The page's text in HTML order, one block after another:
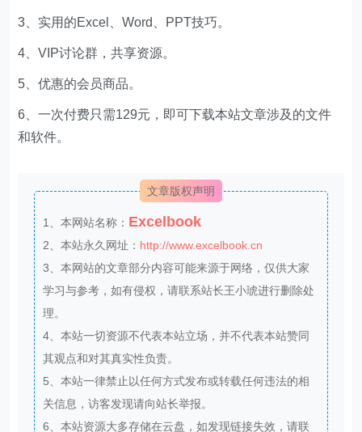
3、实用的Excel、Word、PPT技巧。
4、VIP讨论群，共享资源。
5、优惠的会员商品。
6、一次付费只需129元，即可下载本站文章涉及的文件
和软件。
文章版权声明
1、本网站名称： Excelbook
2、本站永久网址： http://www.excelbook.cn
3、本网站的文章部分内容可能来源于网络，仅供大家
学习与参考，如有侵权，请联系站长王小琥进行删除处
理。
4、本站一切资源不代表本站立场，并不代表本站赞同
其观点和对其真实性负责。
5、本站一律禁止以任何方式发布或转载任何违法的相
关信息，访客发现请向站长举报。
6、本站资源大多存储在云盘，如发现链接失效，请联